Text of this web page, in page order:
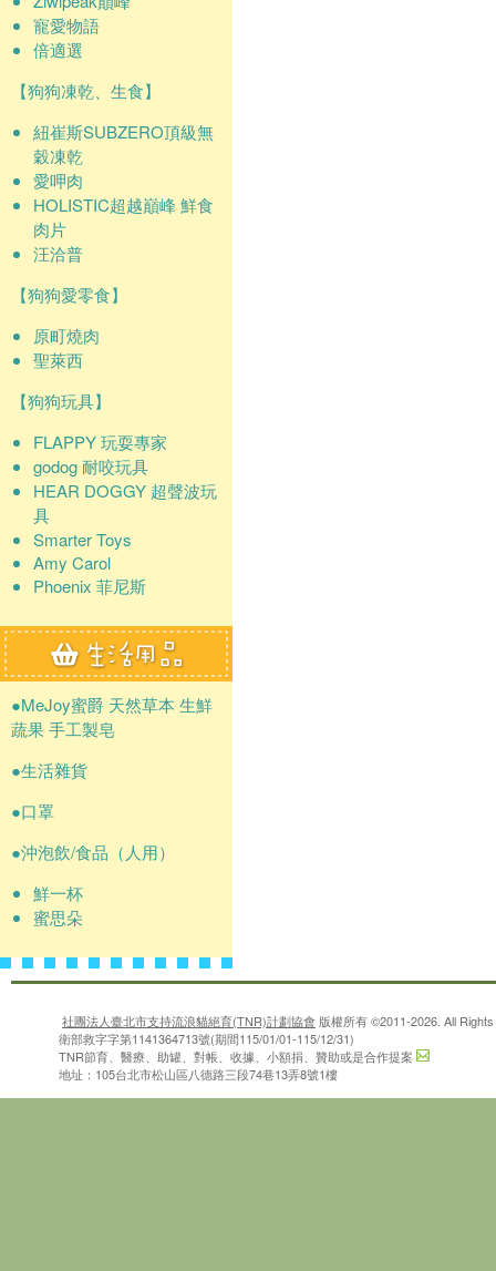
寵愛物語
倍適選
【狗狗凍乾、生食】
紐崔斯SUBZERO頂級無
穀凍乾
愛呷肉
HOLISTIC超越巔峰 鮮食
肉片
汪洽普
【狗狗愛零食】
原町燒肉
聖萊西
【狗狗玩具】
FLAPPY 玩耍專家
godog 耐咬玩具
HEAR DOGGY 超聲波玩
具
Smarter Toys
Amy Carol
Phoenix 菲尼斯
●MeJoy蜜爵 天然草本 生鮮
蔬果 手工製皂
●生活雜貨
●口罩
●沖泡飲/食品（人用）
鮮一杯
蜜思朵
社團法人臺北市支持流浪貓絕育(TNR)計劃協會 版權所有 ©2011-2026. All
衛部救字字第1141364713號(期間115/01/01-115/12/31)
TNR節育、醫療、助罐、對帳、收據、小額捐、贊助或是合作提案
地址：105台北市松山區八德路三段74巷13弄8號1樓